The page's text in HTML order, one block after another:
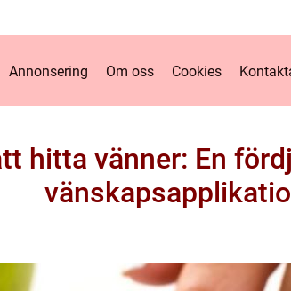
Annonsering Om oss Cookies
hitta vänner: En